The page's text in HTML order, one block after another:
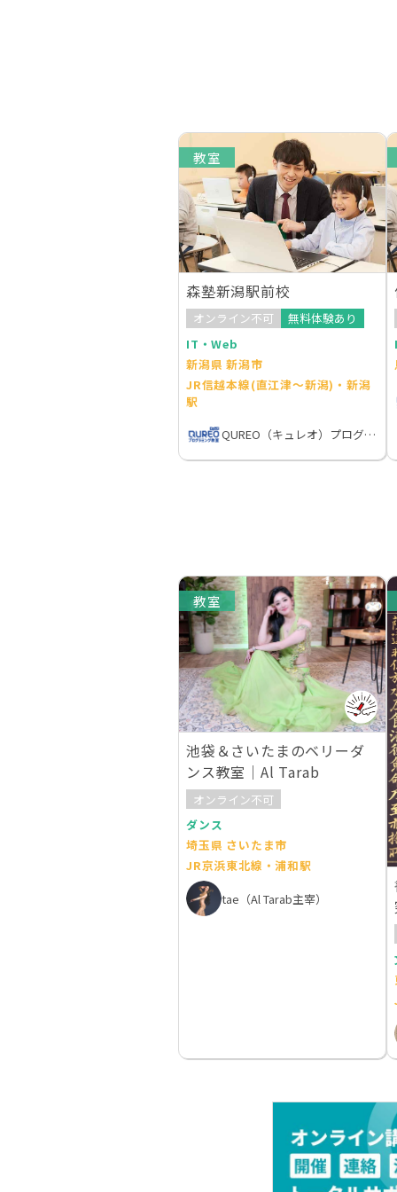
教室
森塾新潟駅前校
オンライン不可
無料体験あり
IT・Web
新潟県 新潟市
JR信越本線(直江津～新潟)・新潟
駅
QUREO（キュレオ）プログラミング教室
教室
池袋＆さいたまのベリーダ
ンス教室｜Al Tarab
オンライン不可
ダンス
埼玉県 さいたま市
JR京浜東北線・浦和駅
tae（Al Tarab主宰）